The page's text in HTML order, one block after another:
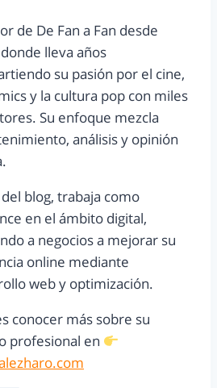
de De Fan a Fan desde
lleva años
su pasión por el cine,
y la cultura pop con miles
Su enfoque mezcla
análisis y opinión
blog, trabaja como
en el ámbito digital,
a negocios a mejorar su
online mediante
web y optimización.
conocer más sobre su
profesional en